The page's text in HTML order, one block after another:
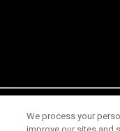
© 2026
We process your